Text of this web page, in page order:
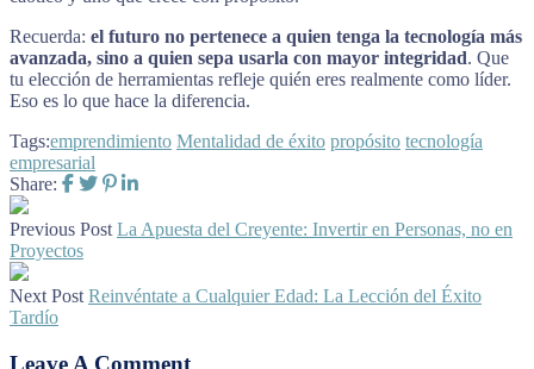
Recuerda: el futuro no pertenece a quien tenga la tecnología más
avanzada, sino a quien sepa usarla con mayor integridad. Que
tu elección de herramientas refleje quién eres realmente como líder.
Eso es lo que hace la diferencia.
Tags:emprendimiento Mentalidad de éxito propósito tecnología
empresarial
Share:
Previous Post La Apuesta del Creyente: Invertir en Personas, no en
Proyectos
Next Post Reinvéntate a Cualquier Edad: La Lección del Éxito
Tardío
Leave A Comment